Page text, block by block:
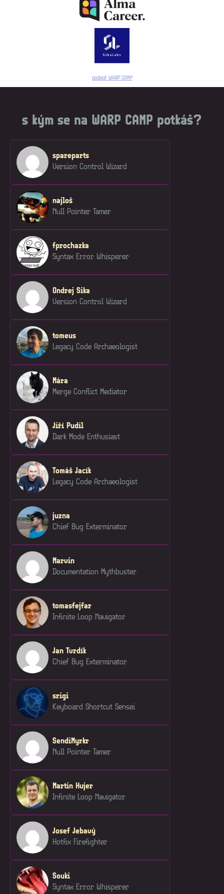
podpoř WARP CAMP
s kým se na WARP CAMP potkáš?
spareparts
Version Control Wizard
najloš
Null Pointer Tamer
fprochazka
Syntax Error Whisperer
Ondrej Sika
Version Control Wizard
tomeus
Legacy Code Archaeologist
Mára
Merge Conflict Mediator
Jiří Pudil
Dark Mode Enthusiast
Tomáš Jacík
Legacy Code Archaeologist
juzna
Chief Bug Exterminator
Marvin
Documentation Mythbuster
tomasfejfar
Infinite Loop Navigator
Jan Tvrdík
Chief Bug Exterminator
srigi
Keyboard Shortcut Sensei
SendiMyrkr
Null Pointer Tamer
Martin Hujer
Infinite Loop Navigator
Josef Jebavý
Hotfix Firefighter
Souki
Syntax Error Whisperer